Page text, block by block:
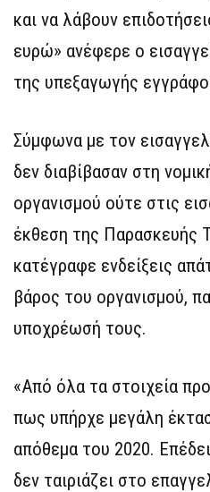
και να λάβουν
ευρώ» ανέφερε ο
της υπεξαγωγής
Σύμφωνα με τον
δεν διαβίβασαν στη
οργανισμού ούτε στις
έκθεση της Παρασκευής
κατέγραφε ενδείξεις
βάρος του οργανισμού,
υποχρέωσή τους.
«Από όλα τα στοιχεία
πως υπήρχε μεγάλη
απόθεμα του 2020.
δεν ταιριάζει στο